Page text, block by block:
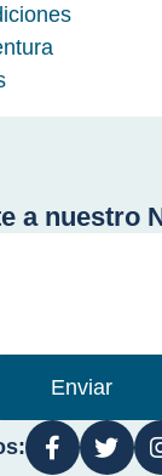
a nuestro
Enviar